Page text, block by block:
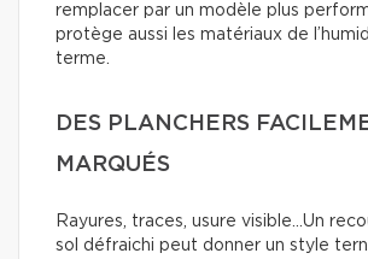
remplacer par un modèle plus
protège aussi les matériaux de
terme.
DES PLANCHERS
MARQUÉS
Rayures, traces, usure visible…Un
sol défraichi peut donner un style